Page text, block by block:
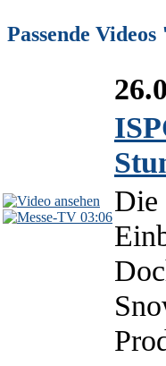
Passende
03:06Die